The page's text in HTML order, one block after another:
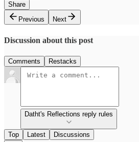
Share
Previous
Next
Discussion about this post
Comments Restacks
Datht's Reflections reply rules
Top Latest Discussions